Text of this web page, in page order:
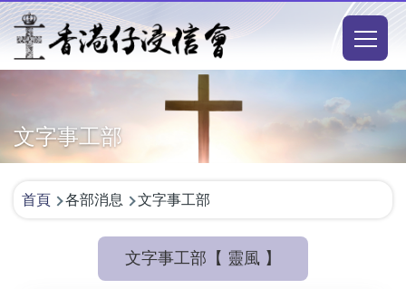
移至主內容
Main
文字事工部
導
首頁 各部消息 文字事工部
文字事工部【 靈風 】